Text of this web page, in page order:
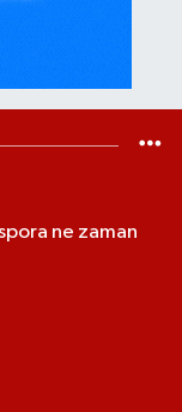
ne zaman